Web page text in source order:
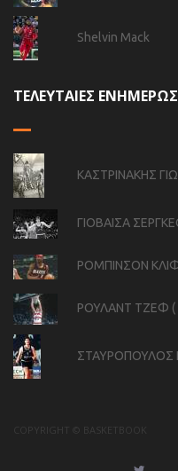
Shelvin Mack
ΤΕΛΕΥΤΑΙΕΣ
ΚΑΣΤΡΙΝΑΚΗΣ
ΓΙΟΒΑΙΣΑ
ΡΟΜΠΙΝΣΟΝ ΚΛΙΦ
ΡΟΥΛΑΝΤ ΤΖΕΦ (
ΣΤΑΥΡΟΠΟΥΛΟΣ
COPYRIGHT © BASKETBOOK